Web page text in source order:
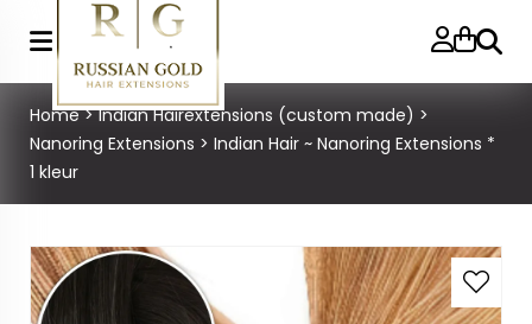
Home>Indian Hairextensions (custom made) >
Nanoring Extensions > Indian Hair ~ Nanoring Extensions *
1 kleur